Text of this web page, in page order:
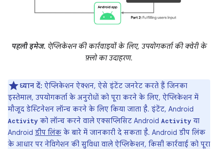
पहली इमेज. ऐप्लिकेशन की कार्रवाइयों के लिए, उपयोगकर्ता की क्वेरी के
फ़्लो का उदाहरण.
ध्यान दें: ऐप्लिकेशन ऐक्शन, ऐसे इंटेंट जनरेट करते हैं जिनका
इस्तेमाल, उपयोगकर्ता के अनुरोधों को पूरा करने के लिए, ऐप्लिकेशन में
मौजूद डेस्टिनेशन लॉन्च करने के लिए किया जाता है. इंटेंट, Android
Activity को लॉन्च करने वाले एक्सप्लिसिट Android Activity या
Android डीप लिंक के बारे में जानकारी दे सकता है. Android डीप लिंक
के आधार पर नेविगेशन की सुविधा वाले ऐप्लिकेशन, किसी कार्रवाई को पूरा